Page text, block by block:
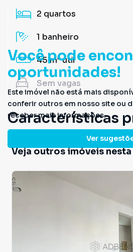
Você pode
oportunidades!
Este imóvel não está mais
conferir outros em nosso site ou
receber mais informações.
Ver
2 quartos
1 banheiro
45 m²útil
Sem vagas
Características
Aquecimento Elétrico
Veja outros imóveis